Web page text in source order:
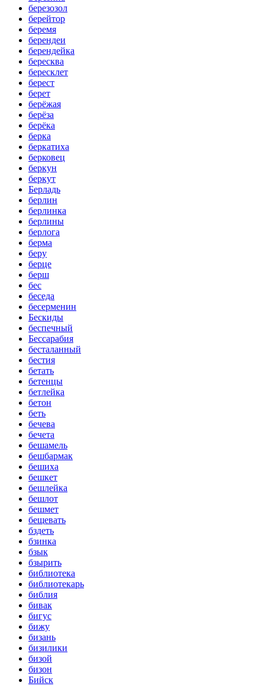
березозол
берейтор
беремя
берендеи
берендейка
бересква
бересклет
берест
берет
берёжая
берёза
берёка
берка
беркатиха
берковец
беркун
беркут
Берладь
берлин
берлинка
берлины
берлога
берма
беру
берце
берш
бес
беседа
бесерменин
Бескиды
беспечный
Бессарабия
бесталанный
бестия
бетать
бетенцы
бетлейка
бетон
беть
бечева
бечета
бешамель
бешбармак
бешиха
бешкет
бешлейка
бешлот
бешмет
бещевать
бздеть
бзинка
бзык
бзырить
библиотека
библиотекарь
библия
бивак
бигус
бижу
бизань
бизилики
бизой
бизон
Бийск